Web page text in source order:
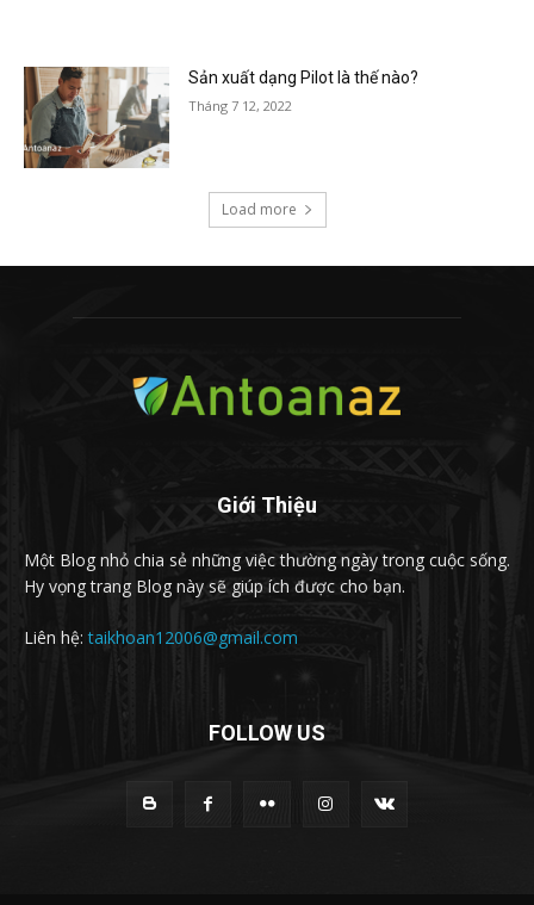
Sản xuất dạng Pilot là thế nào?
Tháng 7 12, 2022
Load more
Giới Thiệu
Một Blog nhỏ chia sẻ những việc thường ngày trong cuộc sống.
Hy vọng trang Blog này sẽ giúp ích được cho bạn.
Liên hệ:taikhoan12006@gmail.com
FOLLOW US